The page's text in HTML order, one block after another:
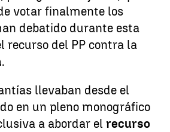
votar finalmente los
debatido durante esta
recurso del PP contra la
.
llevaban desde el
en un pleno monográfico
a abordar el recurso